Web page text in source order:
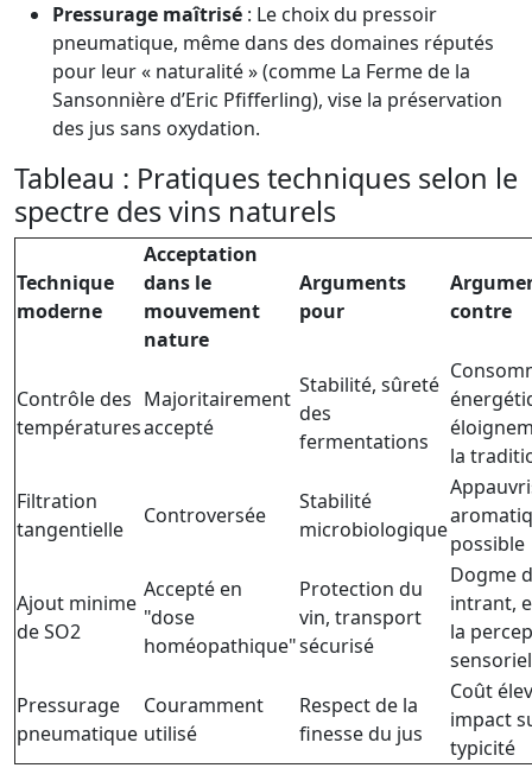
Pressurage maîtrisé : Le choix du pressoir
pneumatique, même dans des domaines réputés
pour leur « naturalité » (comme La Ferme de la
Sansonnière d’Eric Pfifferling), vise la préservation
des jus sans oxydation.
Tableau : Pratiques techniques selon le
spectre des vins naturels
Technique
moderne
Acceptation
dans le
mouvement
nature
Arguments
pour
contre
Contrôle des
températures
Majoritairement
accepté
Stabilité, sûreté
des
fermentations
la
Filtration
tangentielle
Controversée
Stabilité
microbiologique
possible
Ajout minime
de SO2
Accepté en
"dose
homéopathique"
Protection du
vin, transport
sécurisé
Dogme
intrant,
la
Pressurage
pneumatique
Couramment
utilisé
Respect de la
finesse du jus
Coût
impact
typicité